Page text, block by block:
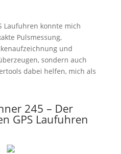
Laufuhren konnte mich
Pulsmessung,
und
sondern auch
dabei helfen, mich als
245 – Der
GPS Laufuhren